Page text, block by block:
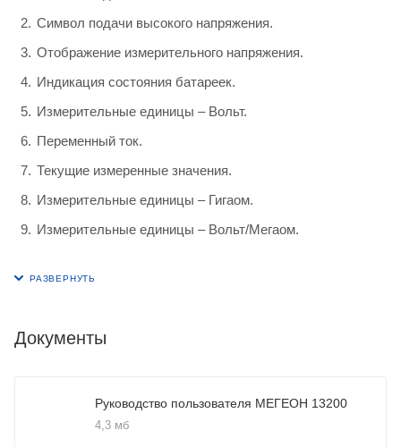
Символ подачи высокого напряжения.
Отображение измерительного напряжения.
Индикация состояния батареек.
Измерительные единицы – Вольт.
Переменный ток.
Текущие измеренные значения.
Измерительные единицы – Гигаом.
Измерительные единицы – Вольт/Мегаом.
Документы
Руководство пользователя МЕГЕОН 13200
4,3 мб